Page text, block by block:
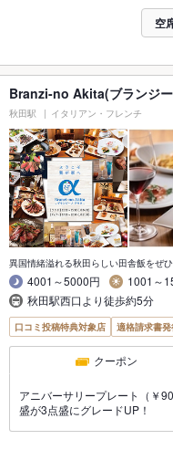
空
Branzi-no Akita(ブランジ
秋田駅 イタリアン・フレンチ
異国情緒溢れる秋田らしい田舎飯をぜひ
4001～5000円
1001～
秋田駅西口より徒歩約5分
口コミ投稿特典対象店 適格請求書
クーポン
アニバーサリープレート（￥
盛が3点盛にグレードUP！